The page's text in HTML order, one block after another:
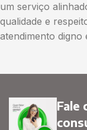
um serviço
qualidade e
atendimento
Fale